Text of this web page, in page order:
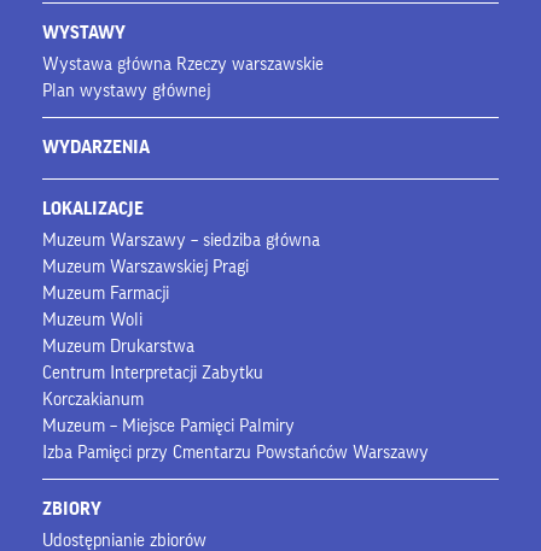
WYSTAWY
Wystawa główna Rzeczy warszawskie
Plan wystawy głównej
WYDARZENIA
LOKALIZACJE
Muzeum Warszawy – siedziba główna
Muzeum Warszawskiej Pragi
Muzeum Farmacji
Muzeum Woli
Muzeum Drukarstwa
Centrum Interpretacji Zabytku
Korczakianum
Muzeum – Miejsce Pamięci Palmiry
Izba Pamięci przy Cmentarzu Powstańców Warszawy
ZBIORY
Udostępnianie zbiorów